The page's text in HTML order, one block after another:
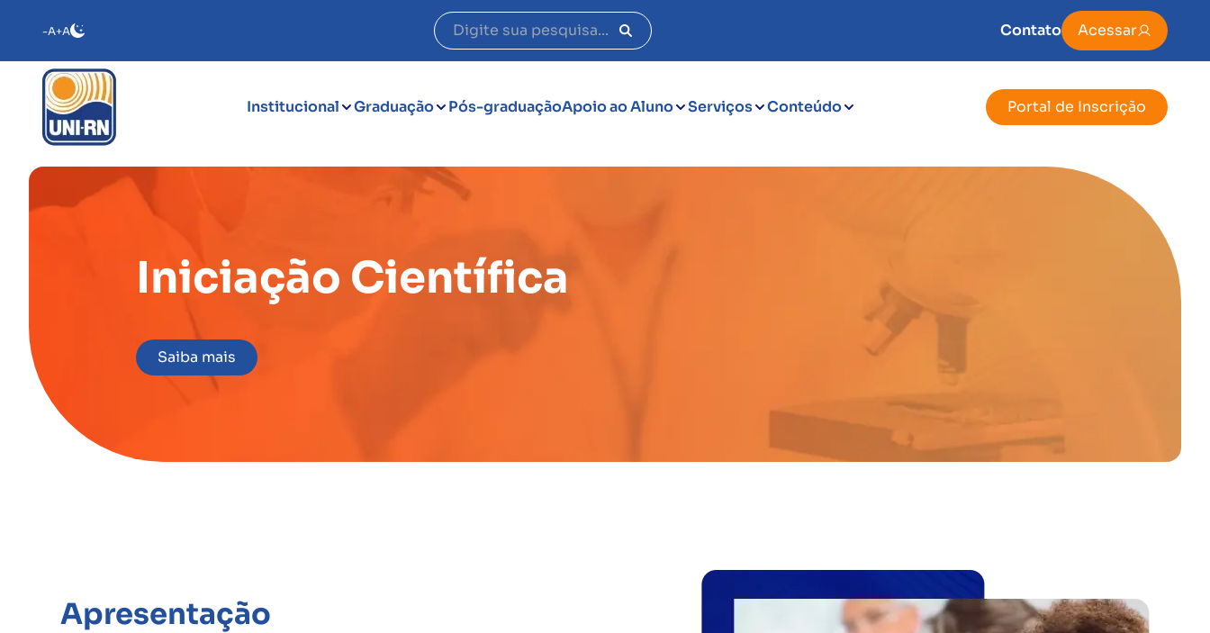
-A+A Contato Acessar
Institucional Graduação Pós-graduaçãoApoio ao Aluno Serviços Conteúdo Portal de Inscrição
Iniciação Científica
Saiba mais
Apresentação